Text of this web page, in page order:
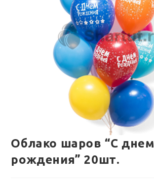
Облако шаров “С днем
рождения” 20шт.